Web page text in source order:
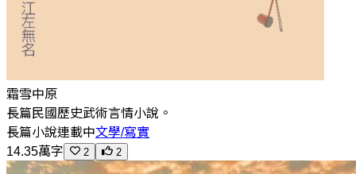
霜雪中原
長篇民國歷史武術言情小說。
長篇小說連載中文學/寫實
14.35萬字
2 2